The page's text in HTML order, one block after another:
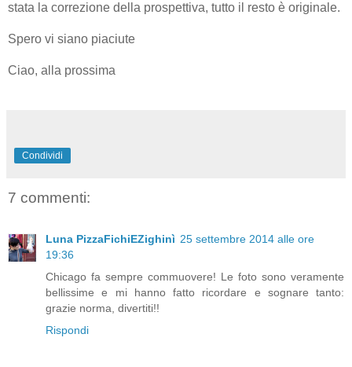
stata la correzione della prospettiva, tutto il resto è originale.
Spero vi siano piaciute
Ciao, alla prossima
Condividi
7 commenti:
Luna PizzaFichiEZighinì 25 settembre 2014 alle ore
19:36
Chicago fa sempre commuovere! Le foto sono veramente
bellissime e mi hanno fatto ricordare e sognare tanto:
grazie norma, divertiti!!
Rispondi